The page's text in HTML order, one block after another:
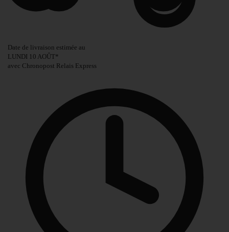
Date de livraison estimée au
LUNDI 10 AOÛT*
avec Chronopost Relais Express